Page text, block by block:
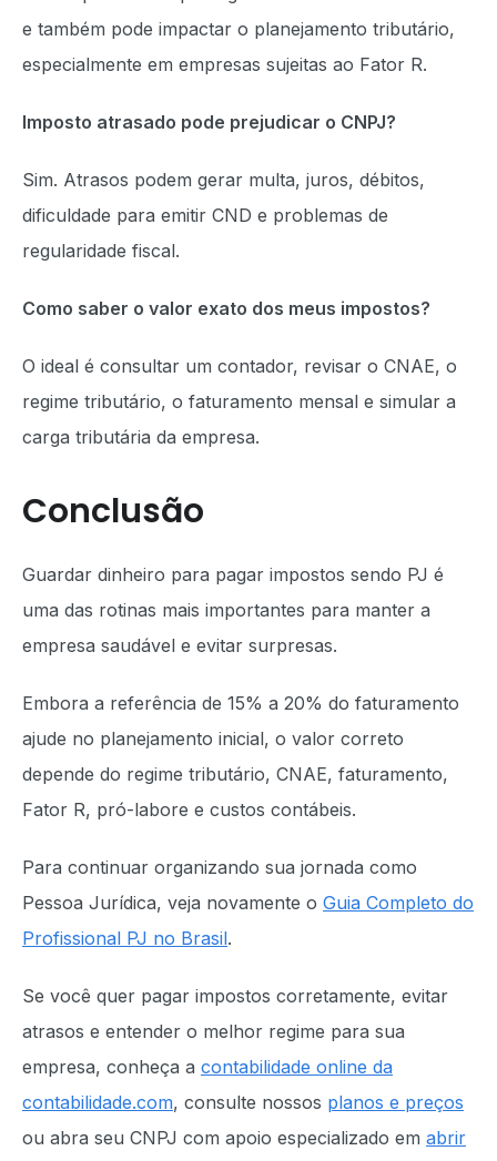
e também pode impactar o planejamento tributário,
especialmente em empresas sujeitas ao Fator R.
Imposto atrasado pode prejudicar o CNPJ?
Sim. Atrasos podem gerar multa, juros, débitos,
dificuldade para emitir CND e problemas de
regularidade fiscal.
Como saber o valor exato dos meus impostos?
O ideal é consultar um contador, revisar o CNAE, o
regime tributário, o faturamento mensal e simular a
carga tributária da empresa.
Conclusão
Guardar dinheiro para pagar impostos sendo PJ é
uma das rotinas mais importantes para manter a
empresa saudável e evitar surpresas.
Embora a referência de 15% a 20% do faturamento
ajude no planejamento inicial, o valor correto
depende do regime tributário, CNAE, faturamento,
Fator R, pró-labore e custos contábeis.
Para continuar organizando sua jornada como
Pessoa Jurídica, veja novamente o Guia Completo do
Profissional PJ no Brasil.
Se você quer pagar impostos corretamente, evitar
atrasos e entender o melhor regime para sua
empresa, conheça a contabilidade online da
contabilidade.com, consulte nossos planos e preços
ou abra seu CNPJ com apoio especializado em abrir